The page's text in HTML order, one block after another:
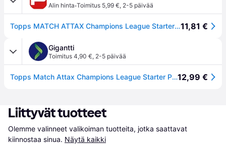
Alin hinta·Toimitus 5,99 €, 2-5 päivää
Topps MATCH ATTAX Champions League Starter Pack11,81 €
Gigantti
Toimitus 4,90 €, 2-5 päivää
Topps Match Attax Champions League Starter Pack keräilykortit12,99 €
Liittyvät tuotteet
Olemme valinneet valikoiman tuotteita, jotka saattavat
kiinnostaa sinua. Näytä kaikki